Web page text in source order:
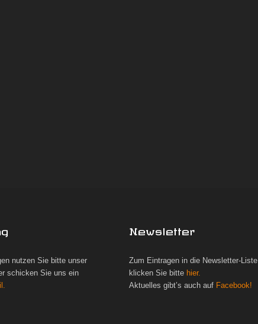
nutzen Sie bitte unser
schicken Sie uns ein
Newsletter
Zum Eintragen in die Newsletter-Liste
klicken Sie bitte hier.
Aktuelles gibt’s auch auf Facebook!